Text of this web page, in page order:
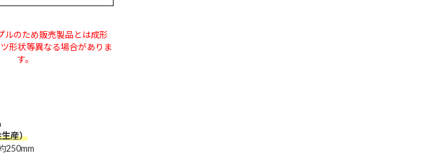
ルのため販売製品とは成形
形状等異なる場合がありま
す。
産）
250mm